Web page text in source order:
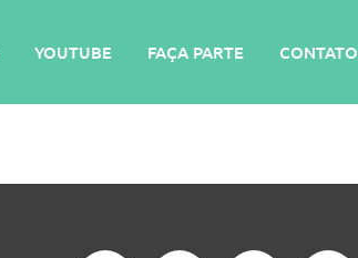
YOUTUBE FAÇA PARTE CONTATO